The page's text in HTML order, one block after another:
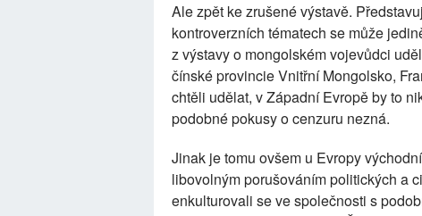
Ale zpět ke zrušené výstavě.
kontroverzních tématech se může
z výstavy o mongolském vojevůdci
čínské provincie Vnitřní Mongolsko,
chtěli udělat, v Západní Evropě by to
podobné pokusy o cenzuru nezná.
Jinak je tomu ovšem u Evropy
libovolným porušováním politických a
enkulturovali se ve společnosti s